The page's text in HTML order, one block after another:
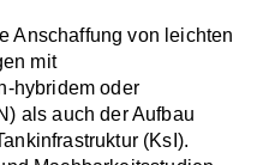
Anschaffung von leichten
mit
hybridem oder
als auch der Aufbau
(KsI).